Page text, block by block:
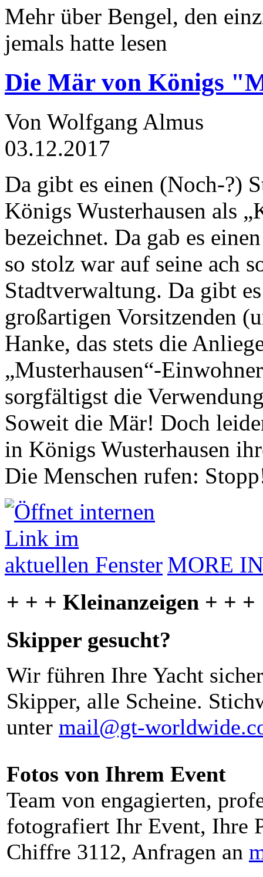
Mehr über Bengel, den
jemals hatte lesen
Die Mär von Königs
Von Wolfgang Almus
03.12.2017
Da gibt es einen (Noch-?)
Königs Wusterhausen als
bezeichnet. Da gab es
so stolz war auf seine ach
Stadtverwaltung. Da gibt
großartigen Vorsitzenden
Hanke, das stets die
„Musterhausen“-
sorgfältigst die
Soweit die Mär! Doch
in Königs Wusterhausen
Die Menschen rufen:
MORE
+ + + Kleinanzeigen + + +
Skipper gesucht?
Wir führen Ihre Yacht
Skipper, alle Scheine.
unter mail@gt-
Fotos von Ihrem Event
Team von engagierten,
fotografiert Ihr Event, Ihre
Chiffre 3112, Anfragen an